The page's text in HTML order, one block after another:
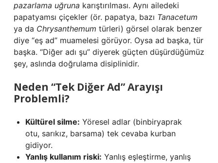
pazarlama uğruna karıştırılması. Aynı ailedeki
papatyamsı çiçekler (ör. papatya, bazı Tanacetum
ya da Chrysanthemum türleri) görsel olarak benzer
diye “eş ad” muamelesi görüyor. Oysa ad başka, tür
başka. “Diğer adı şu” diyerek güçten düşürdüğümüz
şey, aslında doğrulama disiplinidir.
Neden “Tek Diğer Ad” Arayışı
Problemli?
Kültürel silme: Yöresel adlar (binbiryaprak
otu, sarıkız, barsama) tek cevaba kurban
gidiyor.
Yanlış kullanım riski: Yanlış eşleştirme, yanlış